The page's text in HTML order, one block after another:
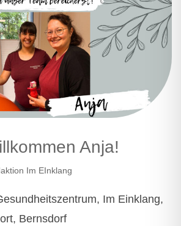
Anja!
Im EInklang
Im Einklang,
Bernsdorf